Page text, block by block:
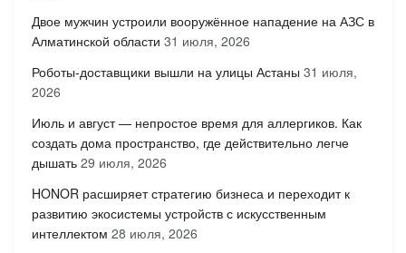
Двое мужчин устроили вооружённое нападение на АЗС в
Алматинской области 31 июля, 2026
Роботы-доставщики вышли на улицы Астаны 31 июля,
2026
Июль и август — непростое время для аллергиков. Как
создать дома пространство, где действительно легче
дышать 29 июля, 2026
HONOR расширяет стратегию бизнеса и переходит к
развитию экосистемы устройств с искусственным
интеллектом 28 июля, 2026